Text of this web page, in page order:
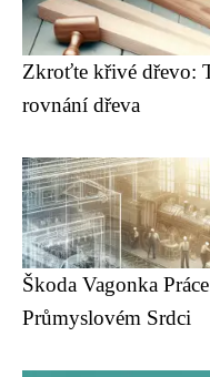
Zkroťte křivé dřevo:
rovnání dřeva
Škoda Vagonka
Průmyslovém Srdci